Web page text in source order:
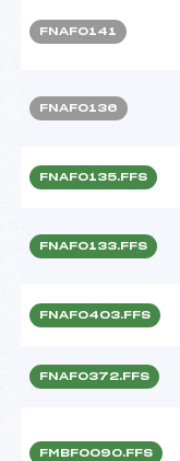
FNAF0141
FNAF0136
FNAF0135.FFS
FNAF0133.FFS
FNAF0403.FFS
FNAF0372.FFS
FMBF0090.FFS